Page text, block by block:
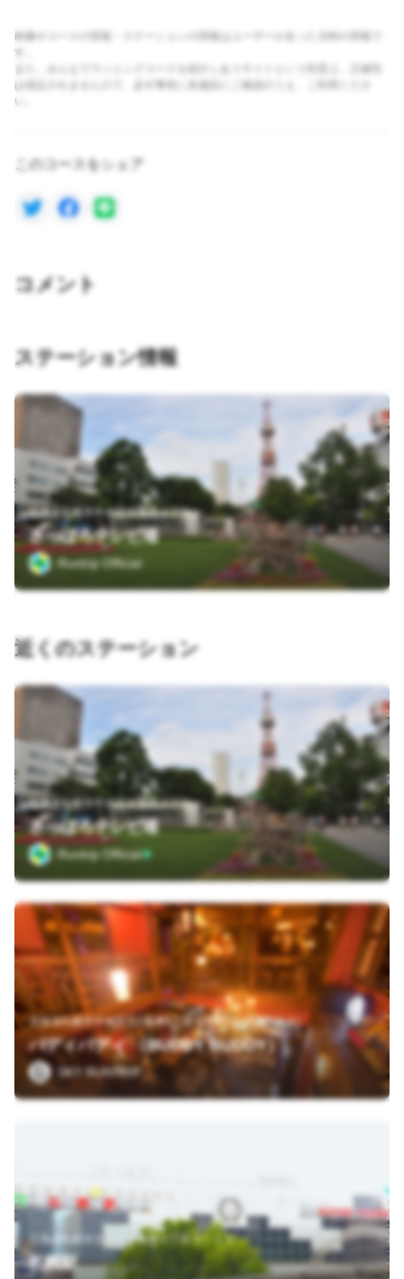
画像やコースの情報・ステーションの情報はユーザーが走った当時の情報で
す。
また、みんなでランニングコースを紹介しあうサイトという性質上、正確性
は保証されませんので、必ず事前に各施設にご確認のうえ、ご利用くださ
い。
このコースをシェア
コメント
ステーション情報
北海道札幌市中央区大通西３丁目
さっぽろテレビ塔
Runtrip Official
近くのステーション
北海道札幌市中央区大通西３丁目
さっぽろテレビ塔
Runtrip Official
北海道札幌市中央区北2条東1丁目 石狩街道沿い(西向き)
バディバディ （BUDDY BUDDY）
SKY RUNTRIP
北海道札幌市北区北６条西４丁目２－１３
札幌駅